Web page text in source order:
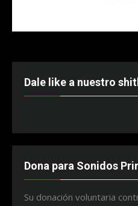
Dale like a nuestro
Dona para Sonidos
Su donación voluntaria